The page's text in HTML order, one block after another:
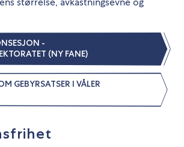
-
(NY FANE)
GEBYRSATSER I VÅLER